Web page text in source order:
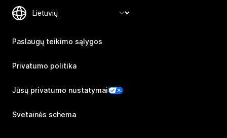
Paslaugų teikimo sąlygos
Privatumo politika
Jūsų privatumo nustatymai
Svetainės schema